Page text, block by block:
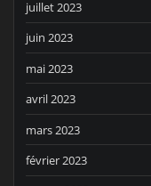
juillet 2023
juin 2023
mai 2023
avril 2023
mars 2023
février 2023